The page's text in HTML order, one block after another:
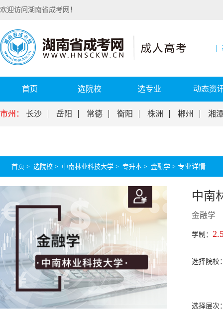
欢迎访问湖南省成考网！
首页 选院校 选专业 动态资
市州： 长沙 岳阳 常德 衡阳 株洲 郴州 湘
首页 > 选院校 > 中南林业科技大学 > 专升本 > 金融学 > 专业详情
中南
金融学
学制：
选择院校
选择层次